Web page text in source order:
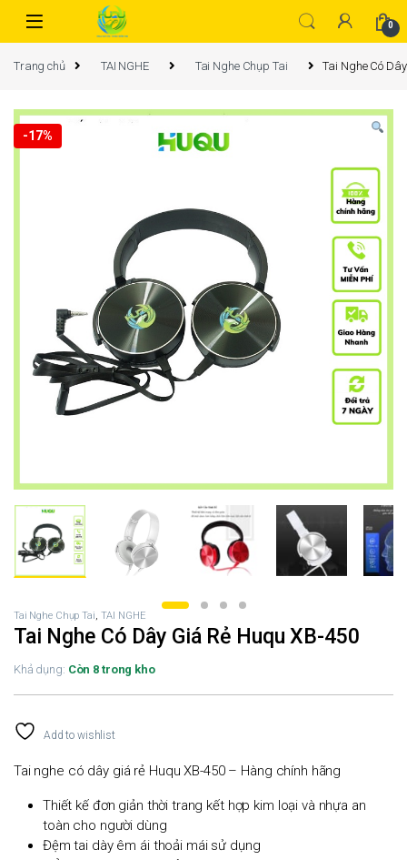
0
Trang chủ TAI NGHE Tai Nghe Chụp Tai Tai Nghe Có
-17%
Tai Nghe Chụp Tai, TAI NGHE
Tai Nghe Có Dây Giá Rẻ Huqu XB-450
Khả dụng: Còn 8 trong kho
Add to wishlist
Tai nghe có dây giá rẻ Huqu XB-450 – Hàng chính hãng
Thiết kế đơn giản thời trang kết hợp kim loại và nhựa an
toàn cho người dùng
Đệm tai dày êm ái thoải mái sử dụng